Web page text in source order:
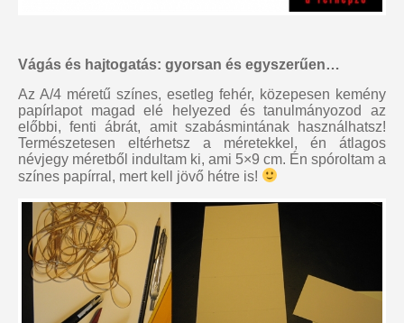
Vágás és hajtogatás: gyorsan és egyszerűen…
Az A/4 méretű színes, esetleg fehér, közepesen kemény
papírlapot magad elé helyezed és tanulmányozod az
előbbi, fenti ábrát, amit szabásmintának használhatsz!
Természetesen eltérhetsz a méretekkel, én átlagos
névjegy méretből indultam ki, ami 5×9 cm. Én spóroltam a
színes papírral, mert kell jövő hétre is!